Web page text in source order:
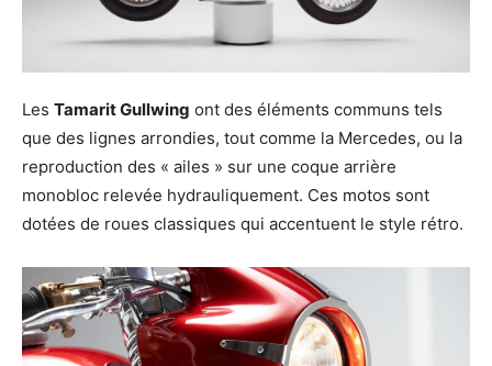
Les Tamarit Gullwing ont des éléments communs tels
que des lignes arrondies, tout comme la Mercedes, ou la
reproduction des « ailes » sur une coque arrière
monobloc relevée hydrauliquement. Ces motos sont
dotées de roues classiques qui accentuent le style rétro.